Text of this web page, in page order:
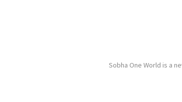
Sobha One World is a